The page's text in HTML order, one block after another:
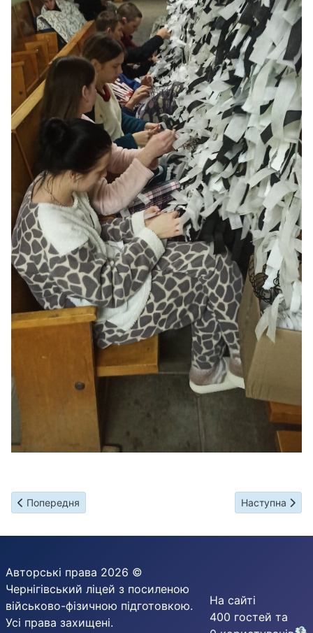
Попередня стаття: Національний тиждень читання
Попередня Наступна
Наступна
Авторські права 2026 ©
Чернігівський ліцей з посиленою
військово-фізичною підготовкою.
Усі права захищені.
На сайті
400 гостей та